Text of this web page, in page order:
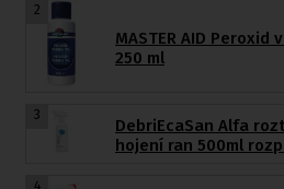
2
MASTER AID Peroxid
250 ml
3
DebriEcaSan Alfa
hojení ran 500ml
4